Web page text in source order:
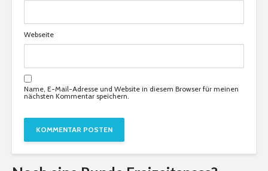
Webseite
Name, E-Mail-Adresse und Website in diesem Browser für meinen
nächsten Kommentar speichern.